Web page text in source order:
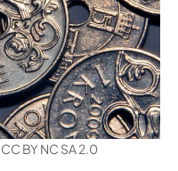
BY NC SA 2.0